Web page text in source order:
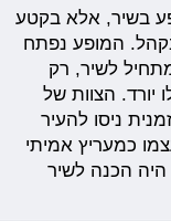
בשיר, אלא בקטע
המופע נפתח
לשיר, רק
הצוות של
ניסו להעיר
כמעריץ אמיתי
הכנה לשיר